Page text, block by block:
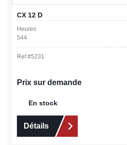
CX 12 D
Heures
544
Ref #5231
Prix sur demande
En stock
Détails